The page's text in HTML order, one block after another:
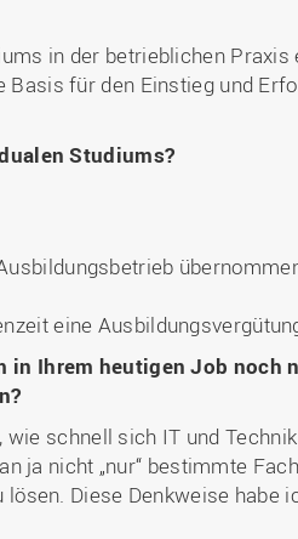
in der betrieblichen Praxis
für den Einstieg und
Studiums?
eine
in Ihrem heutigen Job noch
schnell sich IT und
ja nicht „nur“ bestimmte
Diese Denkweise